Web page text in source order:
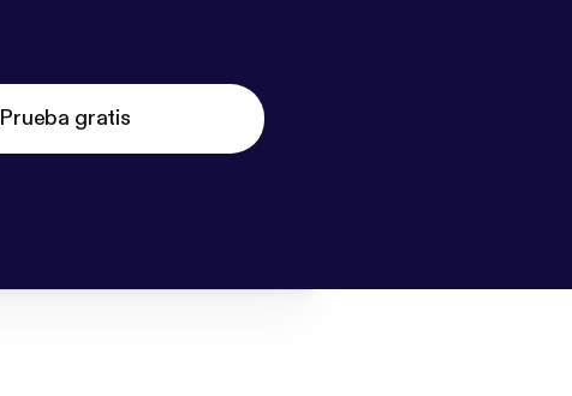
Prueba gratis